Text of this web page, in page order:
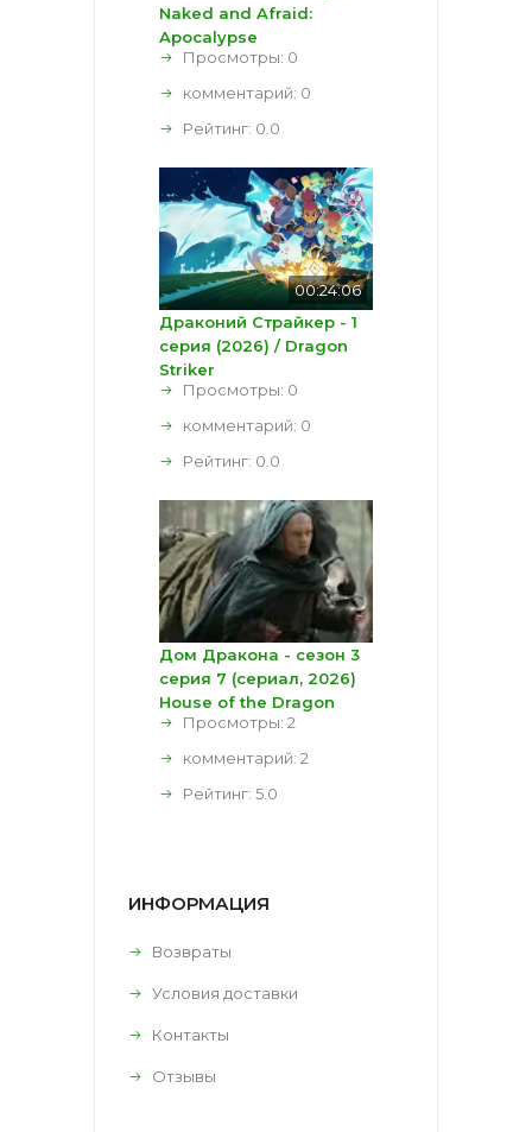
Naked and Afraid:
Apocalypse
Просмотры: 0
комментарий: 0
Рейтинг: 0.0
00:24:06
Драконий Страйкер - 1
серия (2026) / Dragon
Striker
Просмотры: 0
комментарий: 0
Рейтинг: 0.0
Дом Дракона - сезон 3
серия 7 (сериал, 2026)
House of the Dragon
Просмотры: 2
комментарий: 2
Рейтинг: 5.0
ИНФОРМАЦИЯ
Возвраты
Условия доставки
Контакты
Отзывы